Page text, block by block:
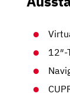
12″-